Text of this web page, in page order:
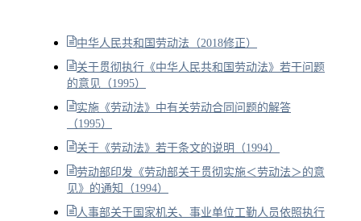
中华人民共和国劳动法（2018修正）
关于贯彻执行《中华人民共和国劳动法》若干问题
的意见（1995）
实施《劳动法》中有关劳动合同问题的解答
（1995）
关于《劳动法》若干条文的说明（1994）
劳动部印发《劳动部关于贯彻实施＜劳动法＞的意
见》的通知（1994）
人事部关于国家机关、事业单位工勤人员依照执行